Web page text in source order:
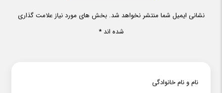
نشانی ایمیل شما منتشر نخواهد شد. بخش های مورد نیاز علامت گذاری
شده اند *
نام و نام خانوادگی